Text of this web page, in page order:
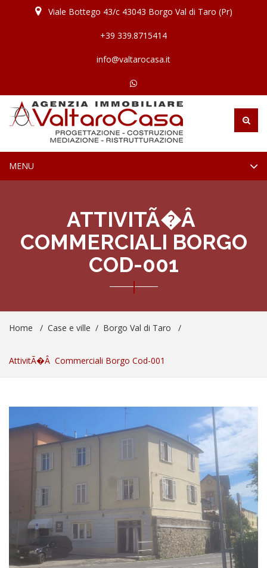
Viale Bottego 43/c 43043 Borgo Val di Taro (Pr)
+39 339.8715414
info@valtarocasa.it
TOGGLE
MENU
ATTIVITÃ�Â
COMMERCIALI BORGO
COD-001
Home / Case e ville / Borgo Val di Taro /
AttivitÃ�Â Commerciali Borgo Cod-001